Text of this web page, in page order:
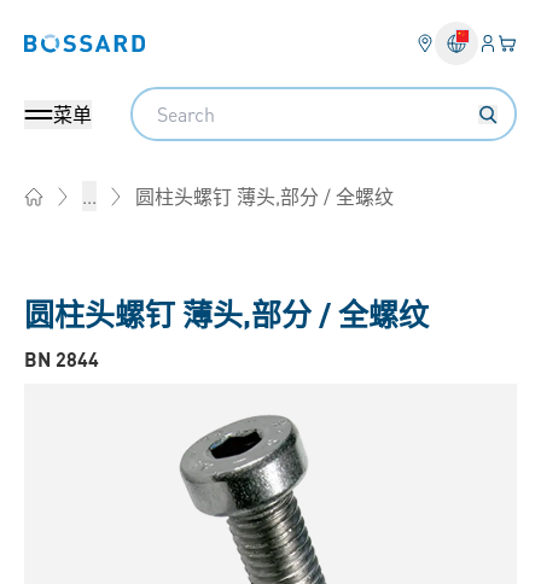
Bossard homepage 登入
您
菜单
Search
... 圆柱头螺钉 薄头,部分 / 全螺纹
圆柱头螺钉 薄头,部分 / 全螺纹
BN 2844